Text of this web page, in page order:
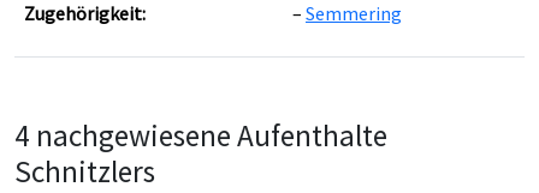
Zugehörigkeit: Semmering
4 nachgewiesene Aufenthalte
Schnitzlers